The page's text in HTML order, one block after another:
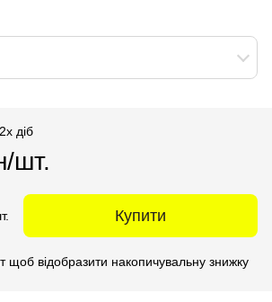
діб
шт.
Купити
щоб відобразити накопичувальну знижку